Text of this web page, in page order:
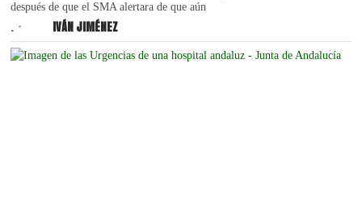
después de que el SMA alertara de que aún
. IVÁN JIMÉNEZ